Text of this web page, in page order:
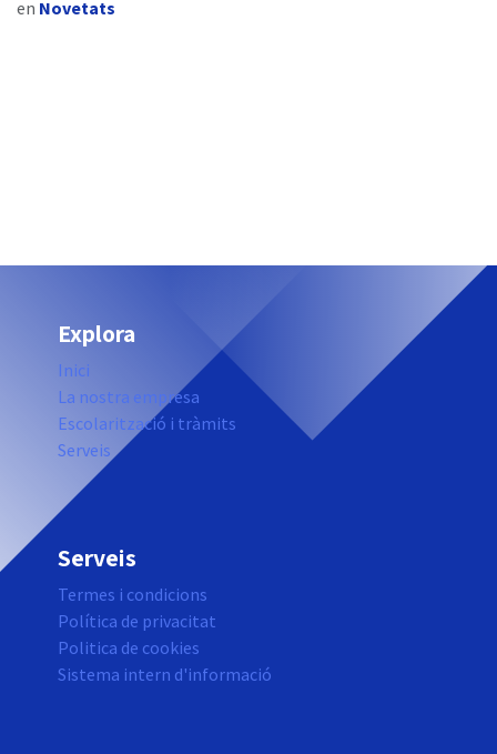
en Novetats
Explora
Inici
La nostra empresa
Escolarització i tràmits
Serveis
Serveis
Termes i condicions
Política de privacitat
Politica de cookies
Sistema intern d'informació